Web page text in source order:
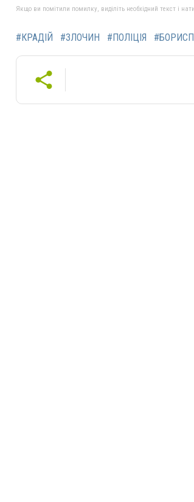
Якщо ви помітили помилку, виділіть необхідний текст і
#КРАДІЙ #ЗЛОЧИН #ПОЛІЦІЯ